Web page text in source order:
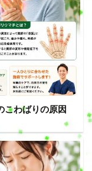
こわばりの原因